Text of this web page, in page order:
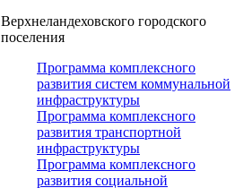
Верхнеландеховского городского
поселения
Программа комплексного
развития систем коммунальной
инфраструктуры
Программа комплексного
развития транспортной
инфраструктуры
Программа комплексного
развития социальной